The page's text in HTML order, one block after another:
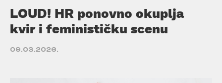
LOUD! HR ponovno okuplja
kvir i feminističku scenu
09.03.2026.